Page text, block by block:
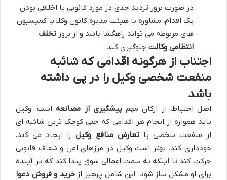
در صورت بروز تردید جدی در مورد قانونی یا اخلاقی بودن
یک اقدام، مشاوره با هیئت مدیره کانون وکلا یا کمیسیون
های مربوطه می تواند راهگشا باشد و از بروز تخلف
انتظامی وکالت جلوگیری کند.
اجتناب از هرگونه اقدامی که شائبه
منفعت شخصی وکیل را در پی داشته
باشد
اصل احتیاط، از ارکان مهمپیشگیری از مصانعه است. وکیل
باید همواره از انجام هر اقدامی که حتی کوچک ترین شائبه ای
از منفعت شخصی یاتعارض منافع وکیلرا ایجاد می کند،
خودداری کند. بهتر است وکیل در مرزهای امن و شفاف قانونی
حرکت کند تا اینکه به سمت اعمالی سوق پیدا کند که در آینده
برای او مشکل ساز شود. این شامل پرهیز ازخرید و فروش دعوا